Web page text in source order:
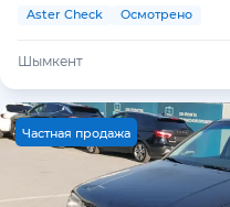
Aster Check Осмотрено
Шымкент
Частная продажа